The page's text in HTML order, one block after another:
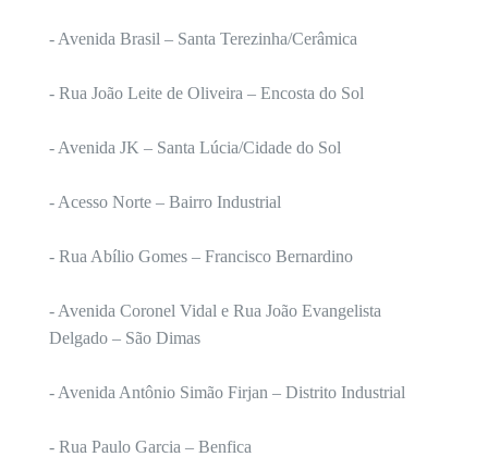
- Avenida Brasil – Santa Terezinha/Cerâmica
- Rua João Leite de Oliveira – Encosta do Sol
- Avenida JK – Santa Lúcia/Cidade do Sol
- Acesso Norte – Bairro Industrial
- Rua Abílio Gomes – Francisco Bernardino
- Avenida Coronel Vidal e Rua João Evangelista
Delgado – São Dimas
- Avenida Antônio Simão Firjan – Distrito Industrial
- Rua Paulo Garcia – Benfica